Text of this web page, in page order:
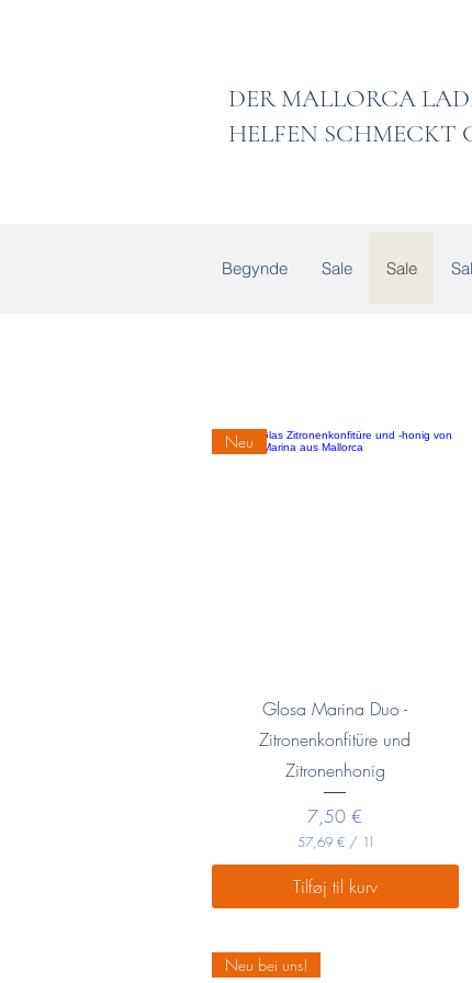
DER
HELFEN SCHMECKT
Begynde Sale Sale
Hurtigvisning
Neu
Glosa Marina Duo -
Zitronenkonfitüre und
Zitronenhonig
Pris
7,50 €
57,69 € / 1l
7
,
6
Tilføj til kurv
Neu bei uns!